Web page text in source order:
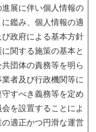
展に伴い個人情報の
鑑み、個人情報の適
政府による基本方針
関する施策の基本と
団体の責務等を明ら
者及び行政機関等に
すべき義務等を定め
を設置することによ
適正かつ円滑な運営